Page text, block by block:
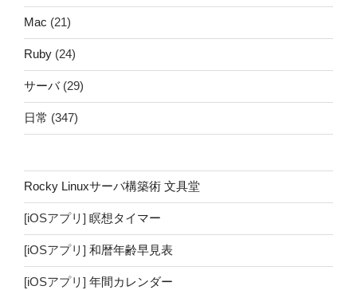
Mac (21)
Ruby (24)
サーバ(29)
日常 (347)
Rocky Linuxサーバ構築術 文具堂
[iOSアプリ] 瞑想タイマー
[iOSアプリ] 和暦年齢早見表
[iOSアプリ] 年間カレンダー